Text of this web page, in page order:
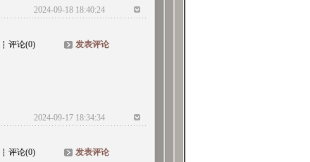
2024-09-18 18:40:24
评论(0) 发表评论
2024-09-17 18:34:34
评论(0) 发表评论